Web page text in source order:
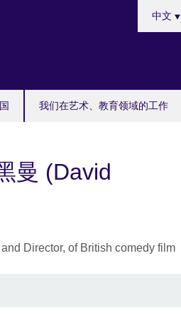
我们在艺术、教育领域的工作
your
中文
曼 (David